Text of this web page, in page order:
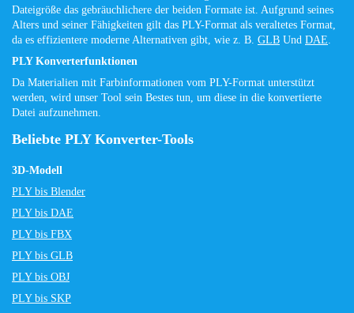
Dateigröße das gebräuchlichere der beiden Formate ist. Aufgrund seines
Alters und seiner Fähigkeiten gilt das PLY-Format als veraltetes Format,
da es effizientere moderne Alternativen gibt, wie z. B. GLB Und DAE.
PLY Konverterfunktionen
Da Materialien mit Farbinformationen vom PLY-Format unterstützt
werden, wird unser Tool sein Bestes tun, um diese in die konvertierte
Datei aufzunehmen.
Beliebte PLY Konverter-Tools
3D-Modell
PLY bis Blender
PLY bis DAE
PLY bis FBX
PLY bis GLB
PLY bis OBJ
PLY bis SKP